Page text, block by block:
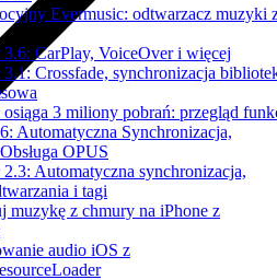
Evermusic: odtwarzacz muzyki
3.6: CarPlay, VoiceOver i więcej
Crossfade, synchronizacja
osiąga 3 miliony pobrań: przegląd
Automatyczna Synchronizacja,
OPUS
Automatyczna synchronizacja,
i tagi
muzykę z chmury na iPhone z
audio iOS z